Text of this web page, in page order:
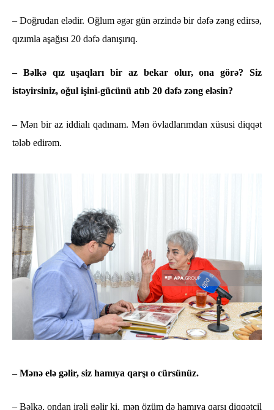
– Doğrudan elədir. Oğlum əgər gün ərzində bir dəfə zəng edirsə,
qızımla aşağısı 20 dəfə danışırıq.
– Bəlkə qız uşaqları bir az bekar olur, ona görə? Siz
istəyirsiniz, oğul işini-gücünü atıb 20 dəfə zəng eləsin?
– Mən bir az iddialı qadınam. Mən övladlarımdan xüsusi diqqət
tələb edirəm.
– Mənə elə gəlir, siz hamıya qarşı o cürsünüz.
– Bəlkə, ondan irəli gəlir ki, mən özüm də hamıya qarşı diqqətcil